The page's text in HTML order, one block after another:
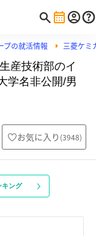
プの就活情報 三菱ケミ
産技術部のイ
学名非公開/男
お気に入り (3948)
キング